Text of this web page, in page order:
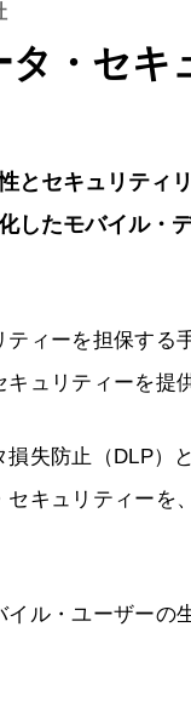
タ・セキ
とセキュリテ
したモバイル・
ィーを担保す
ュリティーを
失防止（DLP）
キュリティー
ル・ユーザー